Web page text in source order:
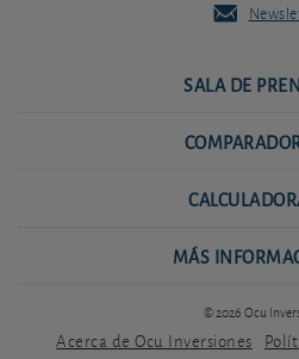
SALA DE
MÁS
© 2026 Ocu
Acerca de Ocu Inversiones